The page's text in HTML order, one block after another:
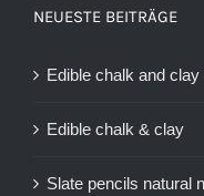
NEUESTE BEITRÄGE
Edible chalk and
Edible chalk & clay
Slate pencils natural